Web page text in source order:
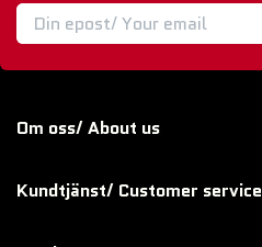
Om oss/ About us
Kundtjänst/ Customer service